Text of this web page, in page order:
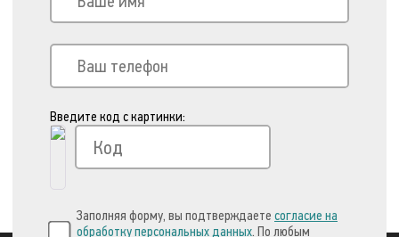
Введите код с картинки:
Заполняя форму, вы подтверждаете согласие на
обработку персональных данных. По любым